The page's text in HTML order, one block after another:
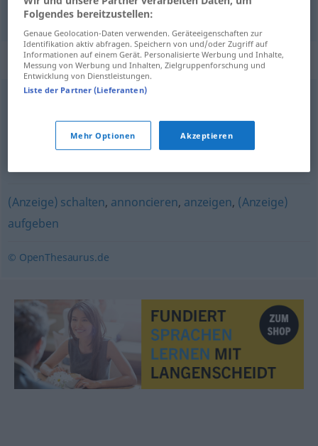
veröffentlichen
Synonyme für "veröffentlichen"
bekanntgeben proklamieren
(Anzeige) schalten, annoncieren, anzeigen, (Anzeige)
aufgeben
© OpenThesaurus.de
Folgendes bereitzustellen:
Genaue Geolocation-Daten verwenden. Geräteeigenschaften zur
Identifikation aktiv abfragen. Speichern von und/oder Zugriff auf
Informationen auf einem Gerät. Personalisierte Werbung und Inhalte,
Messung von Werbung und Inhalten, Zielgruppenforschung und
Entwicklung von Dienstleistungen.
Liste der Partner (Lieferanten)
Mehr Optionen Akzeptieren